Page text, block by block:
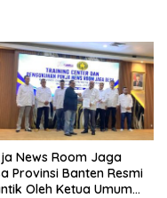
News Room Jaga
Provinsi Banten Resmi
Oleh Ketua Umum